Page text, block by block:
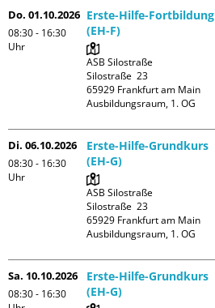
Do. 01.10.2026
08:30 - 16:30
Uhr
Erste-Hilfe-Fortbildung
(EH-F)
ASB Silostraße
Silostraße  23
65929 Frankfurt am Main
Ausbildungsraum, 1. OG
Di. 06.10.2026
08:30 - 16:30
Uhr
Erste-Hilfe-Grundkurs
(EH-G)
ASB Silostraße
Silostraße  23
65929 Frankfurt am Main
Ausbildungsraum, 1. OG
Sa. 10.10.2026
08:30 - 16:30
Erste-Hilfe-Grundkurs
(EH-G)